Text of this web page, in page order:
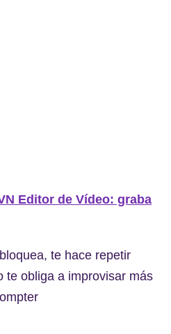
Editor de Vídeo: graba
te hace repetir
te obliga a improvisar más